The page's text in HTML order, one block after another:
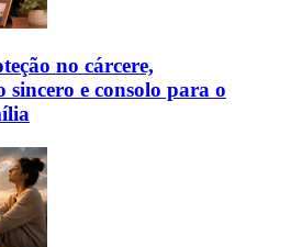
no cárcere,
sincero e consolo para o